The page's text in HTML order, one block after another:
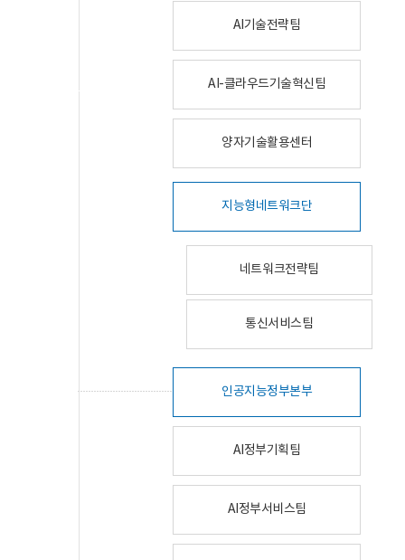
AI기술전략팀
AI-클라우드기술혁신팀
양자기술활용센터
지능형네트워크단
네트워크전략팀
통신서비스팀
인공지능정부본부
AI정부기획팀
AI정부서비스팀